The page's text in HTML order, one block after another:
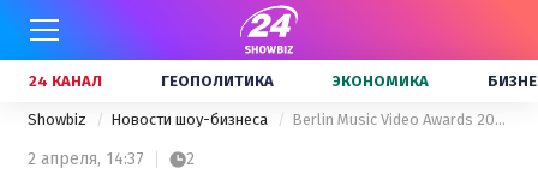
24 КАНАЛ ГЕОПОЛИТИКА ЭКОНОМИКА
Showbiz Новости шоу-бизнеса Berlin Music Video Awards 2019: подопечные Потапа номинированы на престижную премию
2 апреля, 14:37 2